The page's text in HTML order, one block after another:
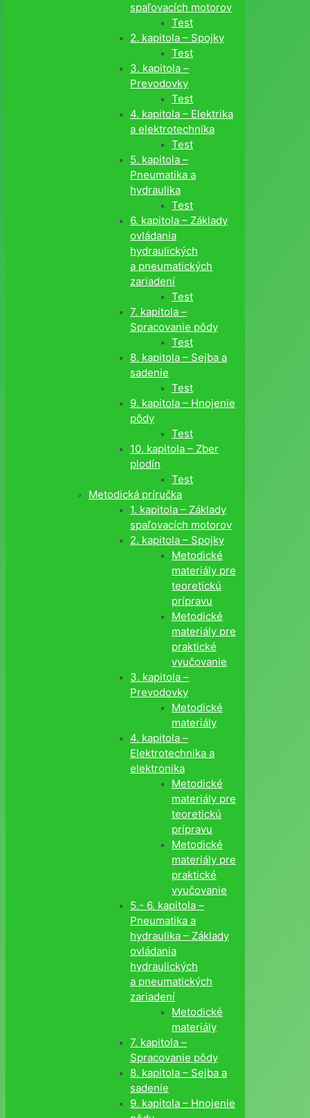
spaľovacích motorov
Test
2. kapitola – Spojky
Test
3. kapitola –
Prevodovky
Test
4. kapitola – Elektrika
a elektrotechnika
Test
5. kapitola –
Pneumatika a
hydraulika
Test
6. kapitola – Základy
ovládania
hydraulických
a pneumatických
zariadení
Test
7. kapitola –
Spracovanie pôdy
Test
8. kapitola – Sejba a
sadenie
Test
9. kapitola – Hnojenie
pôdy
Test
10. kapitola – Zber
plodín
Test
Metodická príručka
1. kapitola – Základy
spaľovacích motorov
2. kapitola – Spojky
Metodické
materiály pre
teoretickú
prípravu
Metodické
materiály pre
praktické
vyučovanie
3. kapitola –
Prevodovky
Metodické
materiály
4. kapitola –
Elektrotechnika a
elektronika
Metodické
materiály pre
teoretickú
prípravu
Metodické
materiály pre
praktické
vyučovanie
5.- 6. kapitola –
Pneumatika a
hydraulika – Základy
ovládania
hydraulických
a pneumatických
zariadení
Metodické
materiály
7. kapitola –
Spracovanie pôdy
8. kapitola – Sejba a
sadenie
9. kapitola – Hnojenie